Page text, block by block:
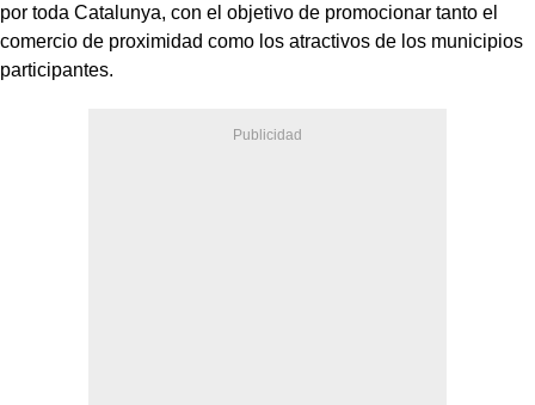
por toda Catalunya, con el objetivo de promocionar tanto el
comercio de proximidad como los atractivos de los municipios
participantes.